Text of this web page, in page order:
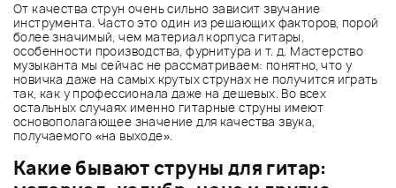
От качества струн очень сильно зависит звучание
инструмента. Часто это один из решающих факторов, порой
более значимый, чем материал корпуса гитары,
особенности производства, фурнитура и т. д. Мастерство
музыканта мы сейчас не рассматриваем: понятно, что у
новичка даже на самых крутых струнах не получится играть
так, как у профессионала даже на дешевых. Во всех
остальных случаях именно гитарные струны имеют
основополагающее значение для качества звука,
получаемого «на выходе».
Какие бывают струны для гитар: